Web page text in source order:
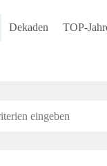
Dekaden TOP-